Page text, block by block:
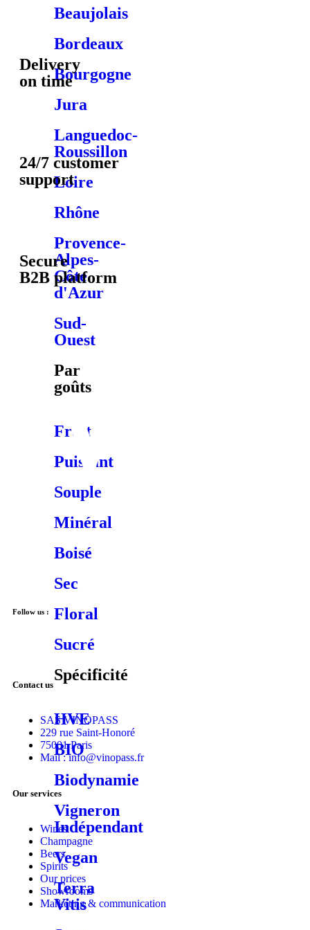
Beaujolais
Bordeaux
Bourgogne
Jura
Languedoc-
Roussillon
Loire
Rhône
Provence-
Alpes-
Côte
d'Azur
Sud-
Ouest
Par
goûts
Fruité
Puissant
Souple
Minéral
Boisé
Sec
Floral
Sucré
Spécificité
HVE
BIO
Biodynamie
Vigneron
Indépendant
Vegan
Terra
Vitis
Delivery
on time
24/7 customer
support
Secure
B2B platform
Follow us :
Contact us
SAS VINOPASS
229 rue Saint-Honoré
75001 Paris
Mail : info@vinopass.fr
Our services
Wines
Champagne
Beers
Spirits
Our prices
Showrooms
Marketing & communication